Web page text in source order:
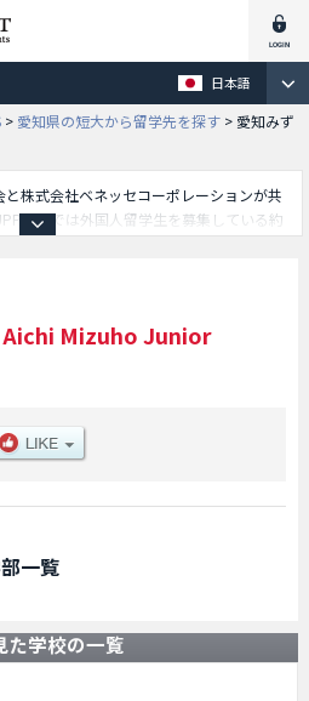
日本語
> 愛知県の短大から留学先を探す > 愛知みず
株式会社ベネッセコーポレーションが共
では外国人留学生を募集している約
入試情報、施設案内、アクセスなど外国
るので是非ご利用ください。
Aichi Mizuho Junior
一覧
た学校の一覧